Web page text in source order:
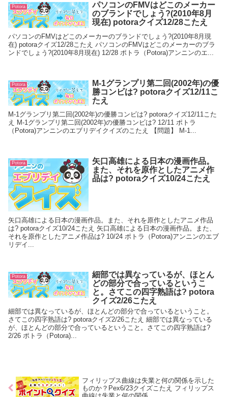
Potora
パソコンのFMVはどこのメーカー
のブランドでしょう?(2010年8月
現在) potoraクイズ12/28こたえ
パソコンのFMVはどこのメーカーのブランドでしょう?(2010年8月現
在) potoraクイズ12/28こたえ パソコンのFMVはどこのメーカーのブラ
ンドでしょう?(2010年8月現在) 12/28 ポトラ（Potora)アンニンのエ...
Potora
M-1グランプリ第二回(2002年)の優
勝コンビは? potoraクイズ12/11こ
たえ
M-1グランプリ第二回(2002年)の優勝コンビは? potoraクイズ12/11こた
え M-1グランプリ第二回(2002年)の優勝コンビは? 12/11 ポトラ
（Potora)アンニンのエブリデイクイズのこたえ 【問題】 M-1...
Potora
矢口高雄による日本の漫画作品。
また、それを原作としたアニメ作
品は? potoraクイズ10/24こたえ
矢口高雄による日本の漫画作品。また、それを原作としたアニメ作品
は? potoraクイズ10/24こたえ 矢口高雄による日本の漫画作品。また、
それを原作としたアニメ作品は? 10/24 ポトラ（Potora)アンニンのエブ
リデイ...
Potora
細部では異なっているが、ほとん
どの部分で合っているというこ
と。さてこの四字熟語は? potora
クイズ2/26こたえ
細部では異なっているが、ほとんどの部分で合っているということ。
さてこの四字熟語は? potoraクイズ2/26こたえ 細部では異なっている
が、ほとんどの部分で合っているということ。さてこの四字熟語は?
2/26 ポトラ（Potora)...
フィリップス曲線は失業と何の関係を示した
ものか？Pex6/23クイズこたえ フィリップス